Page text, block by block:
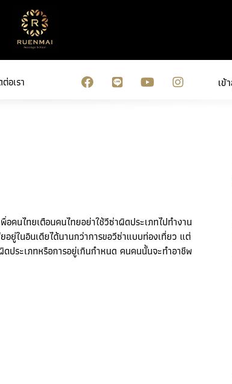
อเรา เข้
คนไทยเตือนคนไทยอย่าใช้วีซ่าผิดประเภทไปทำงาน
อยู่ในอินเดียได้นานกว่าการขอวีซ่าแบบท่องเที่ยว แต่
ดประเภทหรือการอยู่เกินกําหนด คนคนนั้นจะทำอาชีพ